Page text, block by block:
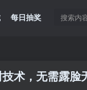
每日抽奖
术，无需露脸